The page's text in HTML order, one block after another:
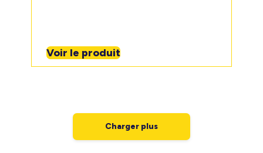
Voir le produit
Charger plus